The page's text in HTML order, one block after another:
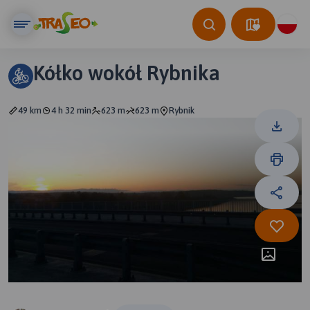
Kółko wokół Rybnika
49 km 4 h 32 min 623 m 623 m Rybnik